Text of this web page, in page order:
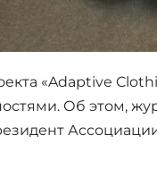
«Adaptive
Об этом,